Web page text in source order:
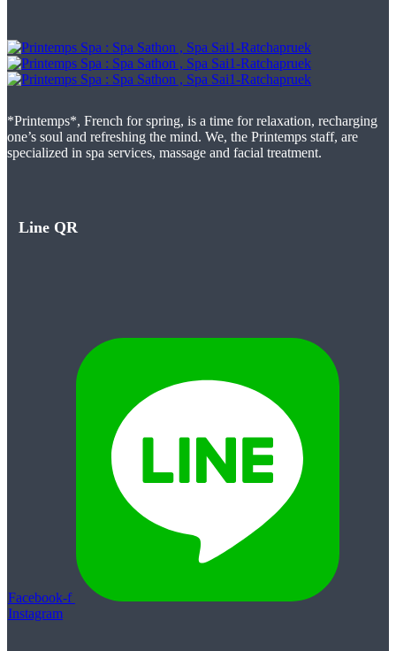
*Printemps*, French for spring, is a time for relaxation, recharging
one’s soul and refreshing the mind. We, the Printemps staff, are
specialized in spa services, massage and facial treatment.
Line QR
Facebook-f
Instagram